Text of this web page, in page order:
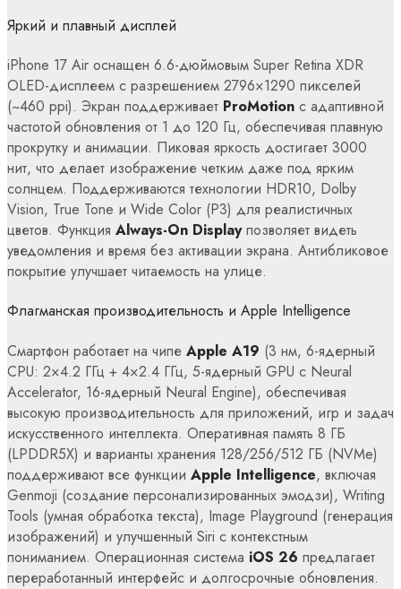
Яркий и плавный дисплей
iPhone 17 Air оснащен 6.6-дюймовым Super Retina XDR
OLED-дисплеем с разрешением 2796×1290 пикселей
(~460 ppi). Экран поддерживает ProMotion с адаптивной
частотой обновления от 1 до 120 Гц, обеспечивая плавную
прокрутку и анимации. Пиковая яркость достигает 3000
нит, что делает изображение четким даже под ярким
солнцем. Поддерживаются технологии HDR10, Dolby
Vision, True Tone и Wide Color (P3) для реалистичных
цветов. Функция Always-On Displayпозволяет видеть
уведомления и время без активации экрана. Антибликовое
покрытие улучшает читаемость на улице.
Флагманская производительность и Apple Intelligence
Смартфон работает на чипе Apple A19 (3 нм, 6-ядерный
CPU: 2×4.2 ГГц + 4×2.4 ГГц, 5-ядерный GPU с Neural
Accelerator, 16-ядерный Neural Engine), обеспечивая
высокую производительность для приложений, игр и задач
искусственного интеллекта. Оперативная память 8 ГБ
(LPDDR5X) и варианты хранения 128/256/512 ГБ (NVMe)
поддерживают все функции Apple Intelligence, включая
Genmoji (создание персонализированных эмодзи), Writing
Tools (умная обработка текста), Image Playground (генерация
изображений) и улучшенный Siri с контекстным
пониманием. Операционная система iOS 26 предлагает
переработанный интерфейс и долгосрочные обновления.